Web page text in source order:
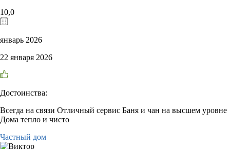
10,0
январь 2026
22 января 2026
Достоинства:
Всегда на связи Отличный сервис Баня и чан на высшем уровне
Дома тепло и чисто
Частный дом